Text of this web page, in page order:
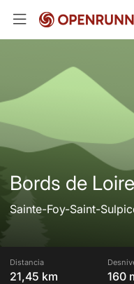
Bords de Loire
Sainte-Foy-Saint-
Distancia
21,45 km 160